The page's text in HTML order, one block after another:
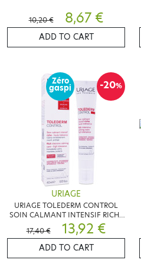
10,20 € 8,67 €
ADD TO CART
-20%
Zéro
gaspi
URIAGE
URIAGE TOLEDERM CONTROL
SOIN CALMANT INTENSIF RICHE
40ML
17,40 € 13,92 €
ADD TO CART